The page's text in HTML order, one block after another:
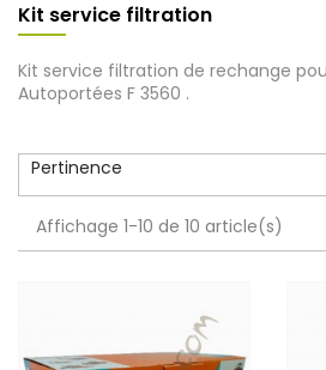
Kit service filtration
Kit service filtration de rechange
Autoportées F 3560 .
Pertinence
Affichage 1-10 de 10 article(s)